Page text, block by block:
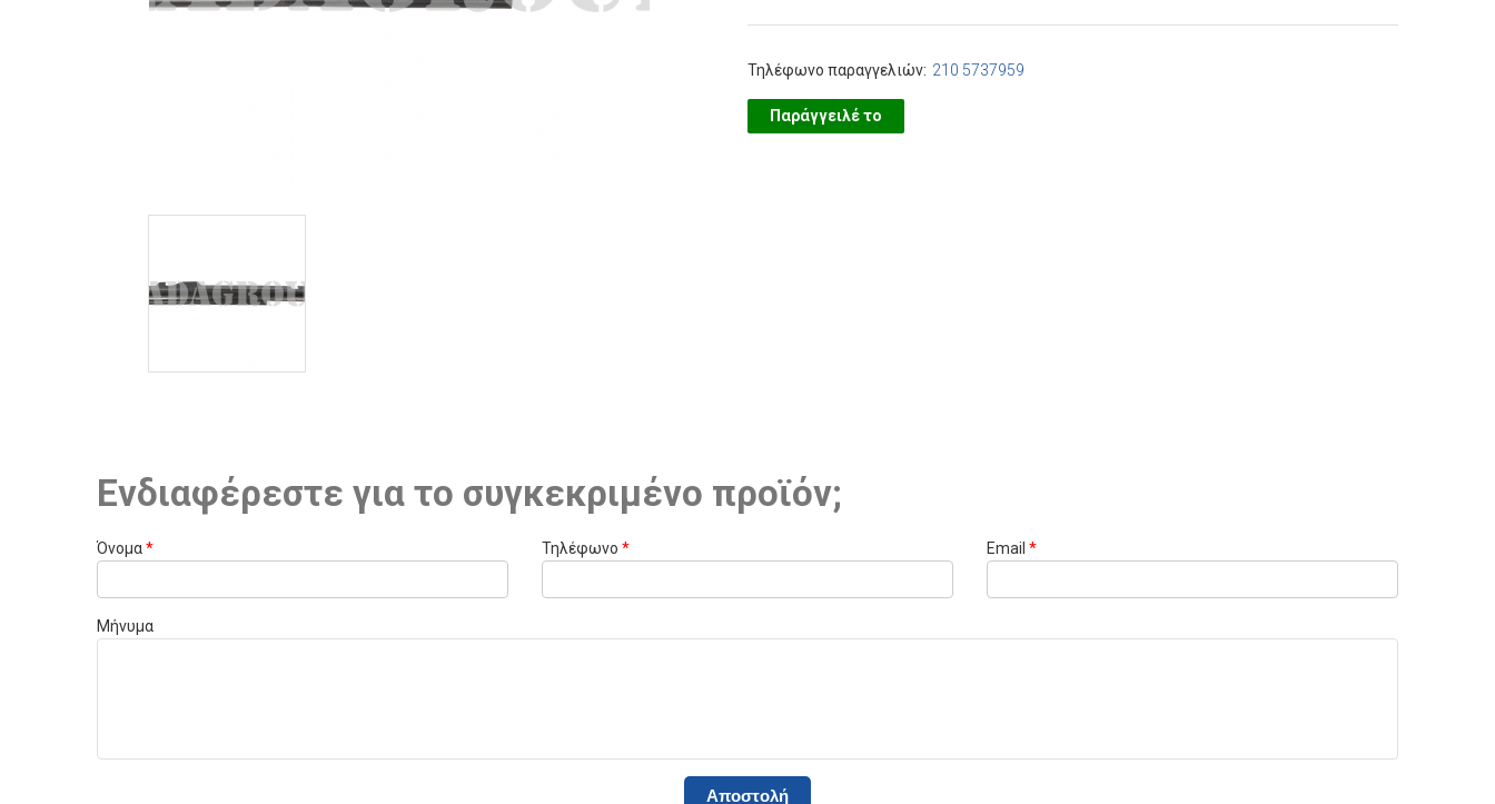
Τηλέφωνο παραγγελιών: 210 5737959
Παράγγειλέ το
Ενδιαφέρεστε για το συγκεκριμένο προϊόν;
Όνομα* Τηλέφωνο * Email *
Μήνυμα